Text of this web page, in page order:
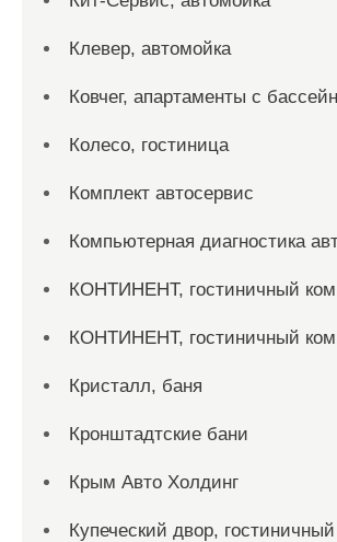
Клевер, автомойка
Ковчег, апартаменты с
Колесо, гостиница
Комплект автосервис
Компьютерная диагностика
КОНТИНЕНТ, гостиничный
КОНТИНЕНТ, гостиничный
Кристалл, баня
Кронштадтские бани
Крым Авто Холдинг
Купеческий двор,